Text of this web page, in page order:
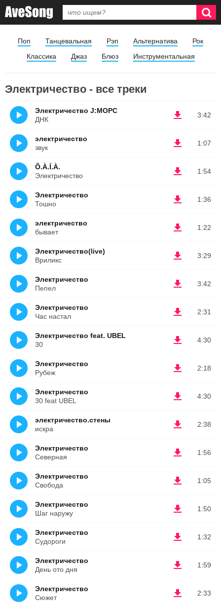
Поп Танцевальная Рэп Альтернатива
Рок
Классика
Джаз Блюз Инструментальная
Электричество - все треки
3:42
Электричество J:МОРС
ДНК
1:07
электричество
звук
1:54
Õ.À.Í.À.
Электричество
1:36
Электричество
Тошно
1:22
электричество
бывает
3:29
Электричество(live)
Вриликс
3:42
Электричество
Пепел
2:31
Электричество
Час настал
4:30
Электричество feat. UBEL
30
2:18
Электричество
Рубеж
4:30
Электричество
30 feat UBEL
2:38
электричество.стены
искра
1:56
Электричество
Северная
1:05
Электричество
Свобода
1:50
Электричество
Шаг наружу
1:32
Электричество
Судороги
1:59
Электричество
День ото дня
2:33
Электричество
Сюжет